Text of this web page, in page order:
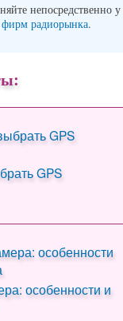
непосредственно у
фирм радиорынка.
GPS
особенности и